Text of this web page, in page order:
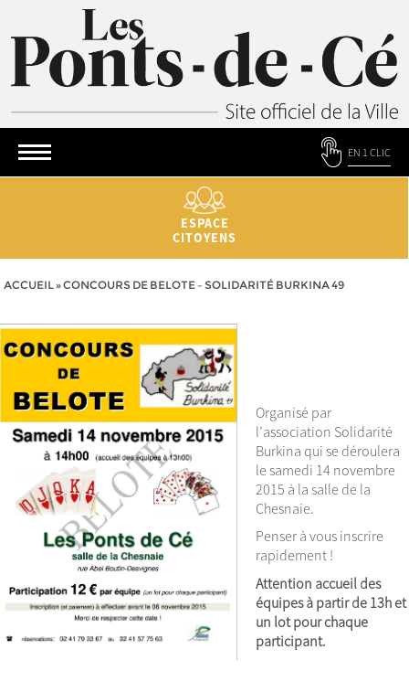
EN 1 CLIC
ESPACE
CITOYENS
ACCUEIL»CONCOURS DE BELOTE – SOLIDARITÉ BURKINA 49
Organisé par
l’association Solidarité
Burkina qui se déroulera
le samedi 14 novembre
2015 à la salle de la
Chesnaie.
Penser à vous inscrire
rapidement !
Attention accueil des
équipes à partir de 13h et
un lot pour chaque
participant.